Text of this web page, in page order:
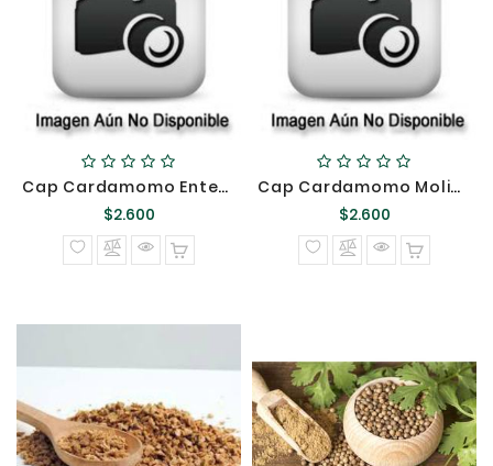
Cap Cardamomo Entero 20 GR {}
$2.600Precio
normal
Cap Cardamomo Molido 20 GR {}
$2.600Precio
normal